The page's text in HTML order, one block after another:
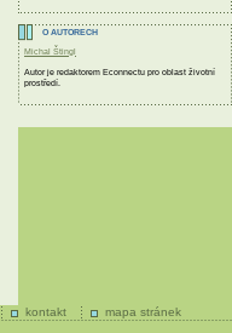
O AUTORECH
Michal Štingl
Autor je redaktorem Econnectu pro oblast životní
prostředí.
kontakt mapa stránek